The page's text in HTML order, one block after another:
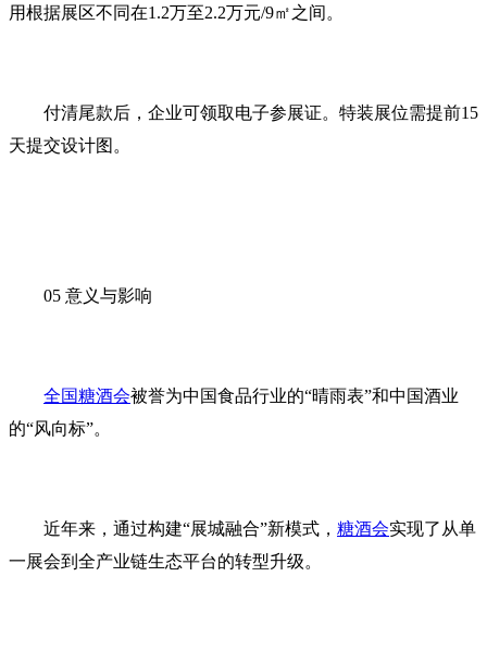
用根据展区不同在1.2万至2.2万元/9㎡之间。
付清尾款后，企业可领取电子参展证。特装展位需提前15
天提交设计图。
05 意义与影响
全国糖酒会被誉为中国食品行业的“晴雨表”和中国酒业
的“风向标”。
近年来，通过构建“展城融合”新模式， 糖酒会实现了从单
一展会到全产业链生态平台的转型升级。